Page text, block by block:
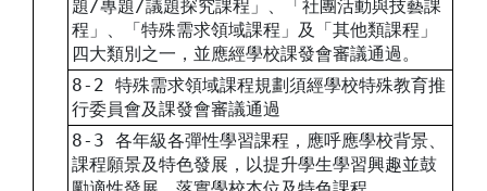
題/專題/議題探究課程」、「社團活動與技藝課
程」、「特殊需求領域課程」及「其他類課程」
四大類別之一，並應經學校課發會審議通過。
8-2 特殊需求領域課程規劃須經學校特殊教育推
行委員會及課發會審議通過
8-3 各年級各彈性學習課程，應呼應學校背景、
課程願景及特色發展，以提升學生學習興趣並鼓